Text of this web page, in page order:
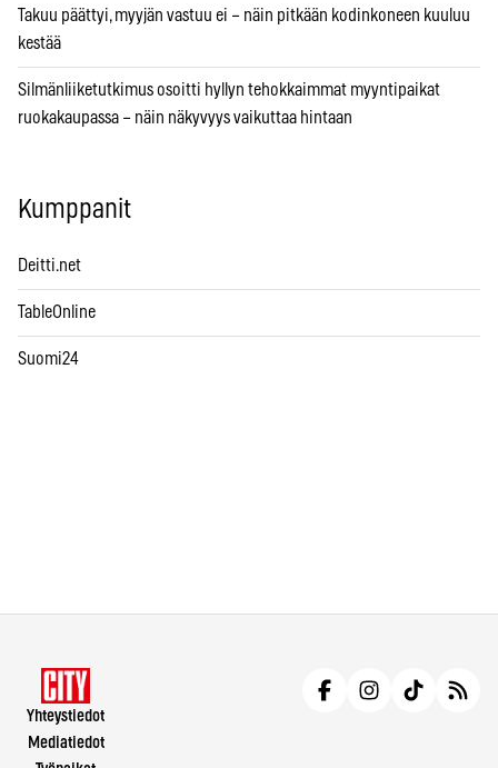
Takuu päättyi, myyjän vastuu ei – näin pitkään kodinkoneen kuuluu
kestää
Silmänliiketutkimus osoitti hyllyn tehokkaimmat myyntipaikat
ruokakaupassa – näin näkyvyys vaikuttaa hintaan
Kumppanit
Deitti.net
TableOnline
Suomi24
Yhteystiedot
Mediatiedot